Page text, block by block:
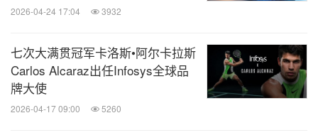
2026-04-24 17:04 3932
七次大满贯冠军卡洛斯•阿尔卡拉斯
Carlos Alcaraz出任Infosys全球品
牌大使
2026-04-17 09:00 5260